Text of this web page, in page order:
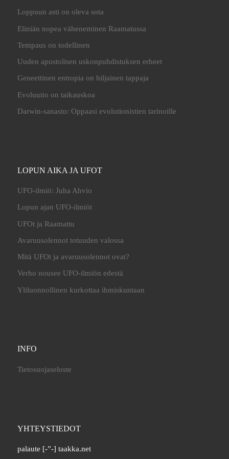
Loppuun asti on oleva sota
Eliniän nopea väheneminen Raamatussa
Tempaus on todellinen
Uuden apostolisen uskonpuhdistuksen erheet
Geneettinen entropia on hiljainen tappaja
Evoluutio on taikauskoa
Darwin-sanasto: Oppaasi evolutionistien tarinoille
LOPUN AIKA JA UFOT
UFO-ilmiö: Juha Ahvio
Lopun ajan UFO-ilmiöt
UFOt ja Raamattu
Avaruusolennot totuuden valossa
Mitä UFOt ja avaruusolennot ovat?
Verho nousee UFO-ilmiön edestä
Yliluonnollinen kurkottaa ihmiskuntaan
INFO
Tietosuojaseloste
YHTEYSTIEDOT
palaute [-”-] taakka.net